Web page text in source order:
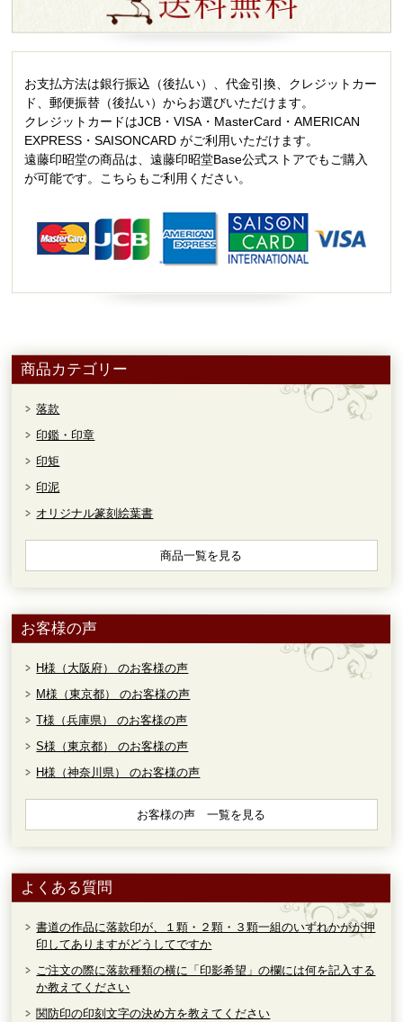
お支払方法は銀行振込（後払い）、代金引換、クレジットカー
ド、郵便振替（後払い）からお選びいただけます。
クレジットカードはJCB・VISA・MasterCard・AMERICAN
EXPRESS・SAISONCARD がご利用いただけます。
遠藤印昭堂の商品は、遠藤印昭堂Base公式ストアでもご購入
が可能です。こちらもご利用ください。
商品カテゴリー
落款
印鑑・印章
印矩
印泥
オリジナル篆刻絵葉書
商品一覧を見る
お客様の声
H様（大阪府） のお客様の声
M様（東京都） のお客様の声
T様（兵庫県） のお客様の声
S様（東京都） のお客様の声
H様（神奈川県） のお客様の声
お客様の声 一覧を見る
よくある質問
書道の作品に落款印が、１顆・２顆・３顆一組のいずれかがが押
印してありますがどうしてですか
ご注文の際に落款種類の横に「印影希望」の欄には何を記入する
か教えてください
関防印の印刻文字の決め方を教えてください